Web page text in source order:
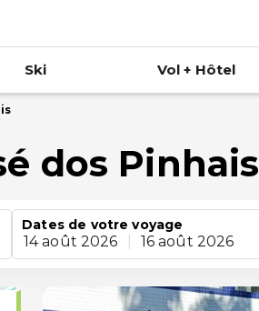
Ski Vol + Hôtel
dos Pinhais
Dates de votre voyage
14 août 2026 16 août 2026